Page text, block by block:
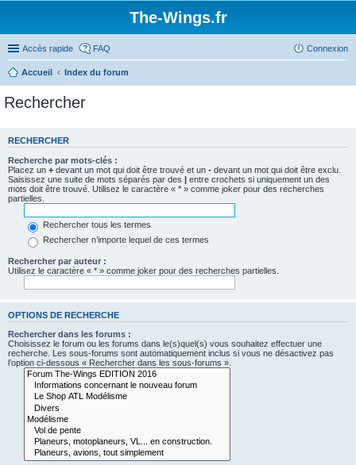
The-Wings.fr
Accès rapide FAQ Connexion
Accueil Index du forum
Rechercher
RECHERCHER
Recherche par mots-clés :
Placez un + devant un mot qui doit être trouvé et un - devant un mot qui doit être exclu.
Saisissez une suite de mots séparés par des | entre crochets si uniquement un des
mots doit être trouvé. Utilisez le caractère « * » comme joker pour des recherches
partielles.
Rechercher tous les termes
Rechercher n’importe lequel de ces termes
Rechercher par auteur :
Utilisez le caractère « * » comme joker pour des recherches partielles.
OPTIONS DE RECHERCHE
Rechercher dans les forums :
Choisissez le forum ou les forums dans le(s)quel(s) vous souhaitez effectuer une
recherche. Les sous-forums sont automatiquement inclus si vous ne désactivez pas
l’option ci-dessous « Rechercher dans les sous-forums ».